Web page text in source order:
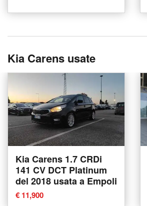
Kia Carens usate
Kia Carens 1.7 CRDi
141 CV DCT Platinum
del 2018 usata a Empoli
€ 11,900